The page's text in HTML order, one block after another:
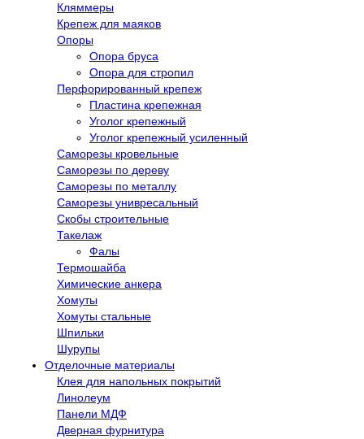
Кляммеры
Крепеж для маяков
Опоры
Опора бруса
Опора для стропил
Перфорированный крепеж
Пластина крепежная
Уголог крепежный
Уголог крепежный усиленный
Саморезы кровельные
Саморезы по дереву
Саморезы по металлу
Саморезы унивресальный
Скобы строительные
Такелаж
Фалы
Термошайба
Химические анкера
Хомуты
Хомуты стальные
Шпильки
Шурупы
Отделочные материалы
Клея для напольных покрытий
Линолеум
Панели МДФ
Дверная фурнитура